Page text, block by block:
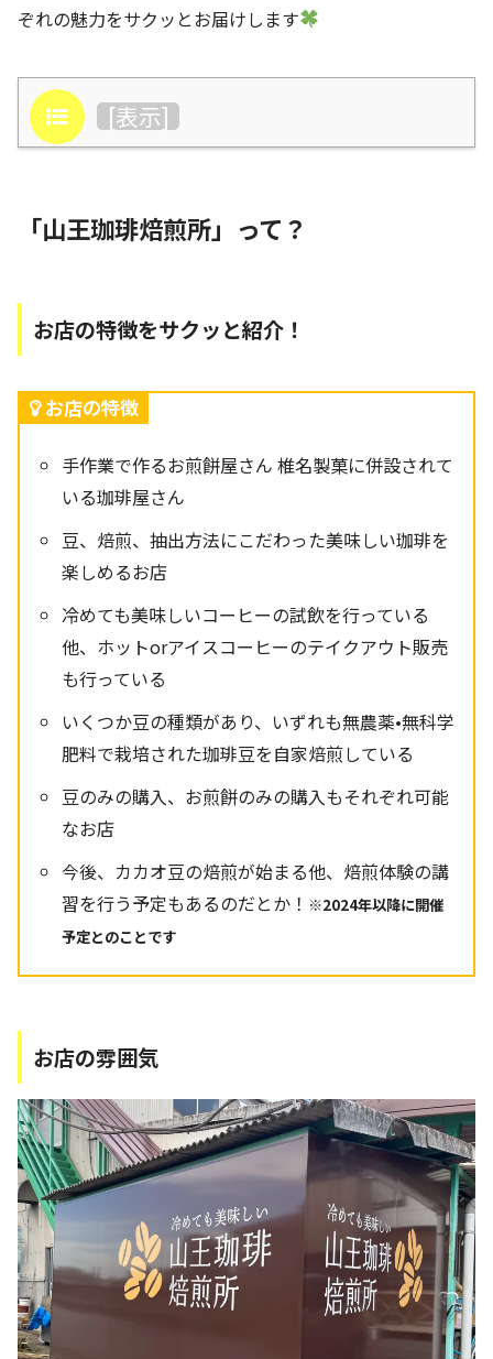
ぞれの魅力をサクッとお届けします
目次 [表示]
「山王珈琲焙煎所」って？
お店の特徴をサクッと紹介！
お店の特徴
手作業で作るお煎餅屋さん 椎名製菓に併設されて
いる珈琲屋さん
豆、焙煎、抽出方法にこだわった美味しい珈琲を
楽しめるお店
冷めても美味しいコーヒーの試飲を行っている
他、ホットorアイスコーヒーのテイクアウト販売
も行っている
いくつか豆の種類があり、いずれも無農薬•無科学
肥料で栽培された珈琲豆を自家焙煎している
豆のみの購入、お煎餅のみの購入もそれぞれ可能
なお店
今後、カカオ豆の焙煎が始まる他、焙煎体験の講
習を行う予定もあるのだとか！ ※2024年以降に開催
予定とのことです
お店の雰囲気